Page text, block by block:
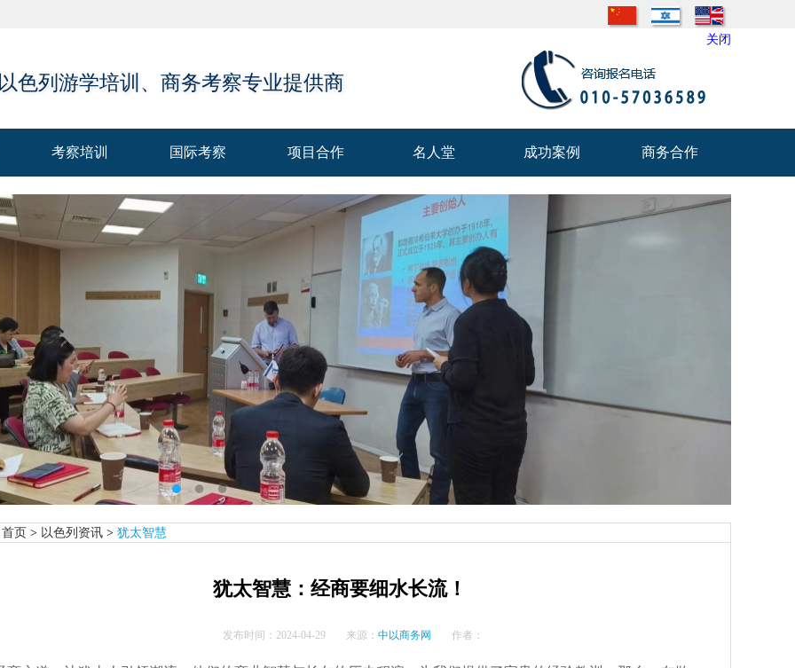
关闭
列游学培训、商务考察专业提供商
考察培训
考察培训
国际考察
国际考察
项目合作
项目合作
名人堂
名人堂
成功案例
成功案例
商务合作
商务合作
首页 > 以色列资讯 > 犹太智慧
犹太智慧：经商要细水长流！
发布时间： 2024-04-29 来源： 中以商务网 作者：